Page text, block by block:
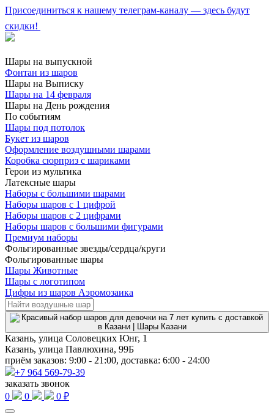
Присоединиться к нашему телеграм-каналу — здесь будут
скидки!
Шары на выпускной
Фонтан из шаров
Шары на Выписку
Шары на 14 февраля
Шары на День рождения
По событиям
Шары под потолок
Букет из шаров
Оформление воздушными шарами
Коробка сюрприз с шариками
Герои из мультика
Латексные шары
Наборы с большими шарами
Наборы шаров с 1 цифрой
Наборы шаров с 2 цифрами
Наборы шаров с большими фигурами
Премиум наборы
Фольгированные звезды/сердца/круги
Фольгированные шары
Шары Животные
Шары с логотипом
Цифры из шаров Аэромозаика
Казань, улица Соловецких Юнг, 1
Казань, улица Павлюхина, 99Б
приём заказов: 9:00 - 21:00, доставка: 6:00 - 24:00
+7 964 569-79-39
заказать звонок
0
0 0 ₽